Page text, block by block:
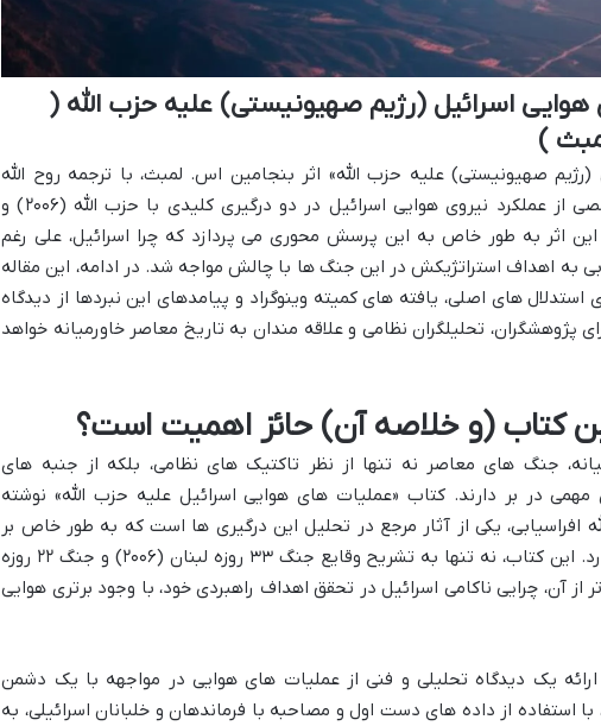
اسرائیل (رژیم صهیونیستی) علیه حزب الله (
)
صهیونیستی) علیه حزب الله» اثر بنجامین اس. لمبث، با ترجمه روح الله
افراسیابی، یک تحلیل عمیق و تخصصی از عملکرد نیروی هوایی اسرائیل در دو درگیری کلیدی با حزب الله (۲۰۰۶) و
می دهد. این اثر به طور خاص به این پرسش محوری می پردازد که چرا اسرائیل، علی رغم
به اهداف استراتژیکش در این جنگ ها با چالش مواجه شد. در ادامه، این مقاله
های اصلی، یافته های کمیته وینوگراد و پیامدهای این نبردها از دیدگاه
پژوهشگران، تحلیلگران نظامی و علاقه مندان به تاریخ معاصر خاورمیانه خواهد
کتاب (و خلاصه آن) حائز اهمیت است؟
جنگ های معاصر نه تنها از نظر تاکتیک های نظامی، بلکه از جنبه های
در بر دارند. کتاب «عملیات های هوایی اسرائیل علیه حزب الله» نوشته
افراسیابی، یکی از آثار مرجع در تحلیل این درگیری ها است که به طور خاص بر
نقش نیروی هوایی اسرائیل تمرکز دارد. این کتاب، نه تنها به تشریح وقایع جنگ ۳۳ روزه لبنان (۲۰۰۶) و جنگ ۲۲ روزه
بلکه فراتر از آن، چرایی ناکامی اسرائیل در تحقق اهداف راهبردی خود، با وجود برتری هوایی
ارائه یک دیدگاه تحلیلی و فنی از عملیات های هوایی در مواجهه با یک دشمن
استفاده از داده های دست اول و مصاحبه با فرماندهان و خلبانان اسرائیلی، به